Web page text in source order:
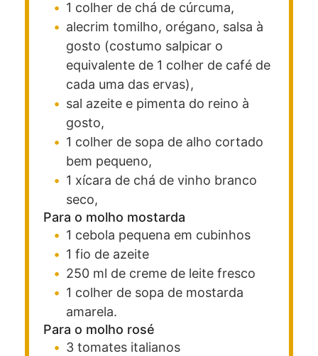
1 colher de chá de cúrcuma,
alecrim tomilho, orégano, salsa à
gosto (costumo salpicar o
equivalente de 1 colher de café de
cada uma das ervas),
sal azeite e pimenta do reino à
gosto,
1 colher de sopa de alho cortado
bem pequeno,
1 xícara de chá de vinho branco
seco,
Para o molho mostarda
1 cebola pequena em cubinhos
1 fio de azeite
250 ml de creme de leite fresco
1 colher de sopa de mostarda
amarela.
Para o molho rosé
3 tomates italianos